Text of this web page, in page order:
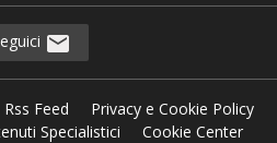
Rss Feed
Privacy e Cookie Policy
Specialistici
Cookie Center